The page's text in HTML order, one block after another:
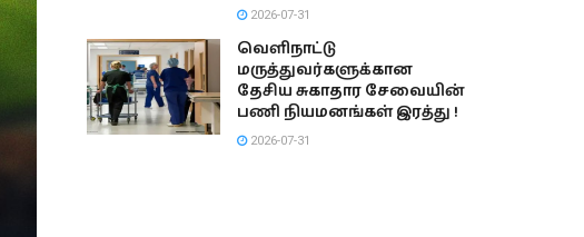
2026-07-31
வெளிநாட்டு
மருத்துவர்களுக்கான
தேசிய சுகாதார சேவையின்
பணி நியமனங்கள் இரத்து !
2026-07-31